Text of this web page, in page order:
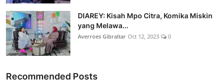
DIAREY: Kisah Mpo Citra, Komika Miskin
yang Melawa...
Averroes Gibraltar Oct 12, 2023 0
Recommended Posts